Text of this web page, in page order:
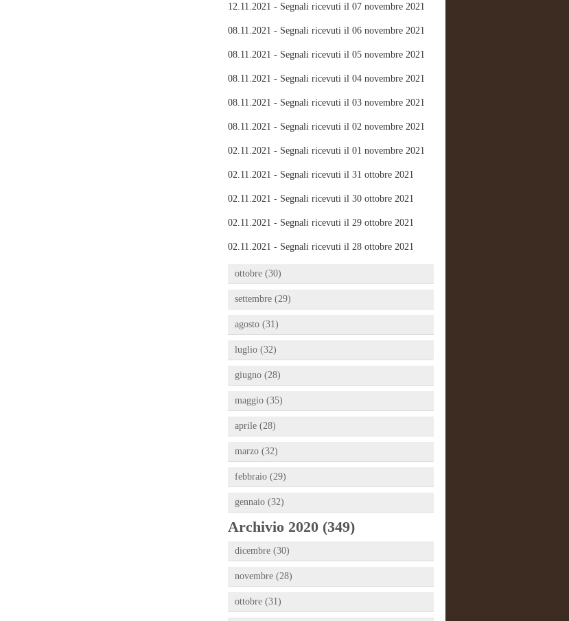
12.11.2021 - Segnali ricevuti il 07 novembre 2021
08.11.2021 - Segnali ricevuti il 06 novembre 2021
08.11.2021 - Segnali ricevuti il 05 novembre 2021
08.11.2021 - Segnali ricevuti il 04 novembre 2021
08.11.2021 - Segnali ricevuti il 03 novembre 2021
08.11.2021 - Segnali ricevuti il 02 novembre 2021
02.11.2021 - Segnali ricevuti il 01 novembre 2021
02.11.2021 - Segnali ricevuti il 31 ottobre 2021
02.11.2021 - Segnali ricevuti il 30 ottobre 2021
02.11.2021 - Segnali ricevuti il 29 ottobre 2021
02.11.2021 - Segnali ricevuti il 28 ottobre 2021
ottobre (30)
settembre (29)
agosto (31)
luglio (32)
giugno (28)
maggio (35)
aprile (28)
marzo (32)
febbraio (29)
gennaio (32)
Archivio 2020 (349)
dicembre (30)
novembre (28)
ottobre (31)